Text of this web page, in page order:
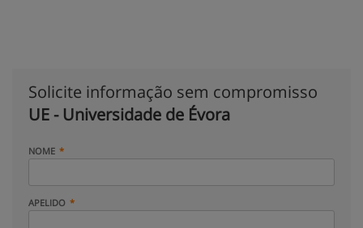
Solicite informação sem compromisso
UE - Universidade de Évora
NOME
APELIDO